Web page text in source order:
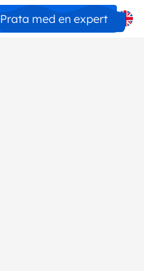
Prata med en expert